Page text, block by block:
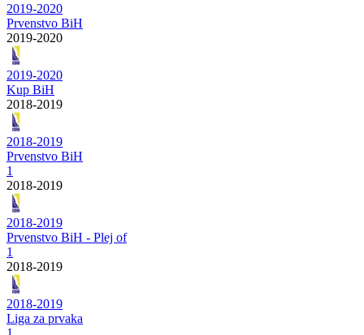
2019-2020
Prvenstvo BiH
2019-2020
2019-2020
Kup BiH
2018-2019
2018-2019
Prvenstvo BiH
1
2018-2019
2018-2019
Prvenstvo BiH - Plej of
1
2018-2019
2018-2019
Liga za prvaka